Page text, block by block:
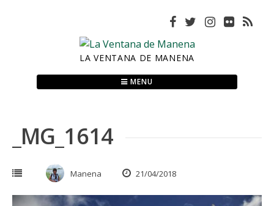
LA VENTANA DE MANENA
MENU
_MG_1614
Manena 21/04/2018